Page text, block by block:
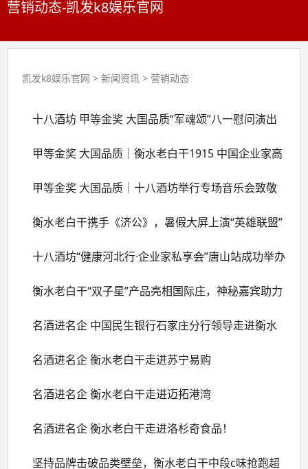
营销动态-凯发k8娱乐官网
凯发k8娱乐官网 >新闻资讯 > 营销动态
十八酒坊 甲等金奖 大国品质“军魂颂”八一慰问演出
成功举办
甲等金奖 大国品质｜衡水老白干1915 中国企业家高
尔夫精英...
甲等金奖 大国品质｜十八酒坊举行专场音乐会致敬
人民子弟兵
衡水老白干携手《济公》，暑假大屏上演“英雄联盟”
十八酒坊“健康河北行·企业家私享会”唐山站成功举办
衡水老白干“双子星”产品亮相国际庄，神秘嘉宾助力
冰饮之夜--...
名酒进名企 中国民生银行石家庄分行领导走进衡水
老白干
名酒进名企 衡水老白干走进苏宁易购
名酒进名企 衡水老白干走进迈拓港湾
名酒进名企 衡水老白干走进洛杉奇食品！
坚持品牌击破品类壁垒，衡水老白干中段c味抢跑超